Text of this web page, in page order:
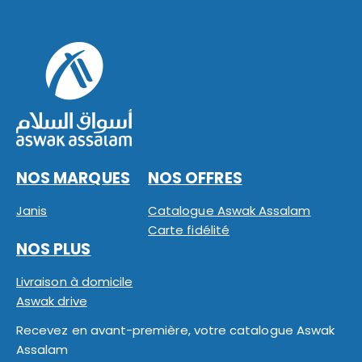
NOS MARQUES
Janis
NOS OFFRES
Catalogue Aswak Assalam
Carte fidélité
NOS PLUS
Livraison à domicile
Aswak drive
Recevez en avant-première, votre catalogue Aswak
Assalam